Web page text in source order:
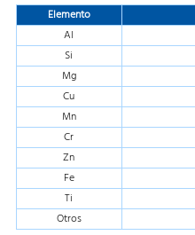
Elemento
Al
Si
Mg
Cu
Mn
Cr
Zn
Fe
Ti
Otros